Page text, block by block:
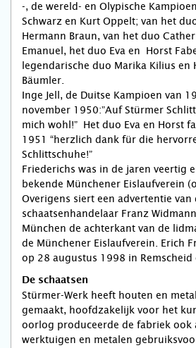
-, de wereld- en Olypische
Schwarz en Kurt Oppelt; van het
Hermann Braun, van het duo
Emanuel, het duo Eva en Horst
legendarische duo Marika Kilius en
Bäumler.
Inge Jell, de Duitse Kampioen van
november 1950:”Auf Stürmer
mich wohl!” Het duo Eva en Horst
1951 “herzlich dank für die
Schlittschuhe!”
Friederichs was in de jaren veertig
bekende Münchener Eislaufverein
Overigens siert een advertentie van
schaatsenhandelaar Franz
München de achterkant van de
de Münchener Eislaufverein. Erich
op 28 augustus 1998 in Remscheid
De schaatsen
Stürmer-Werk heeft houten en
gemaakt, hoofd­zakelijk voor het
oorlog produceerde de fabriek ook
werktuigen en metalen